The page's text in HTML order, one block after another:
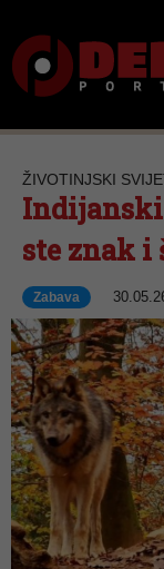
ŽIVOTINJSKI
Indijanski
ste znak i
Zabava